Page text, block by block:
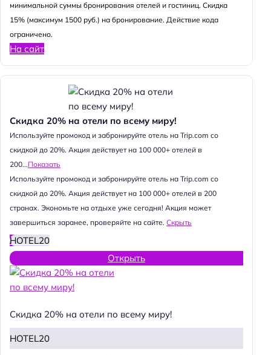
минимальной суммы бронирования отелей и гостиниц. Скидка
15% (максимум 1500 руб.) на бронирование. Действие кода
ограничено.
На сайт
Скидка 20% на отели по всему миру!
Используйте промокод и забронируйте отель на Trip.com со
скидкой до 20%. Акция действует на 100 000+ отелей в
200...Показать
Используйте промокод и забронируйте отель на Trip.com со
скидкой до 20%. Акция действует на 100 000+ отелей в 200
странах. Экономьте на отдыхе уже сегодня! Акция может
завершиться заранее, проверяйте на сайте. Скрыть
HOTEL20
Открыть
Скидка 20% на отели по всему миру!
HOTEL20